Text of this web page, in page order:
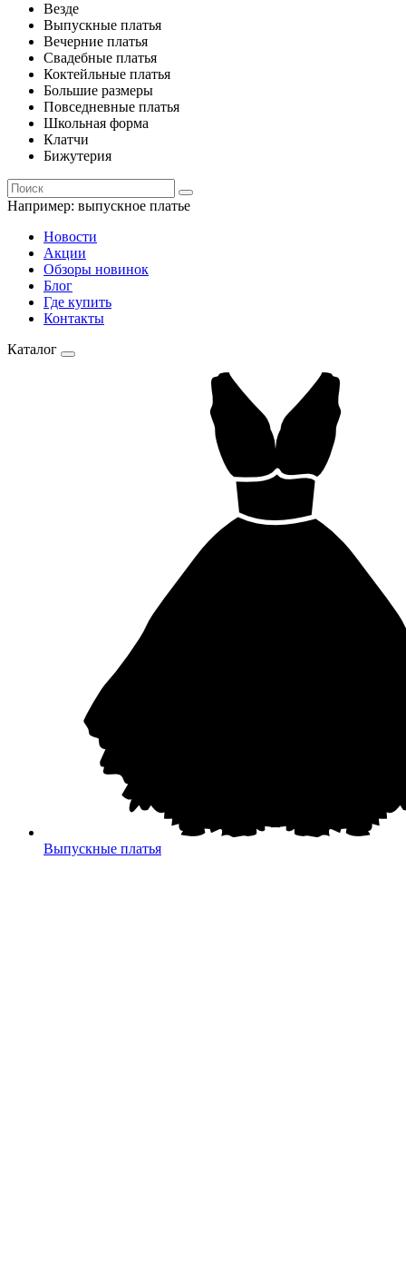
Везде
Выпускные платья
Вечерние платья
Свадебные платья
Коктейльные платья
Большие размеры
Повседневные платья
Школьная форма
Клатчи
Бижутерия
Например: выпускное платье
Новости
Акции
Обзоры новинок
Блог
Где купить
Контакты
Каталог
Выпускные платья